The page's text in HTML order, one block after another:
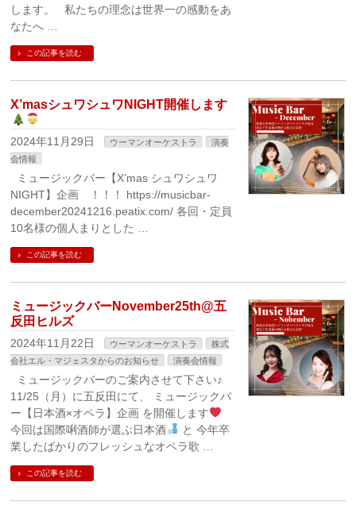
します。 私たちの理念は世界一の感動をあ
なたへ …
この記事を読む
X’masシュワシュワNIGHT開催します
2024年11月29日 ウーマンオーケストラ
演奏
会情報
ミュージックバー【X’mas シュワシュワ
NIGHT】企画 ！！！ https://musicbar-
december20241216.peatix.com/ 各回・定員
10名様の個人まりとした …
この記事を読む
ミュージックバーNovember25th@五
反田ヒルズ
2024年11月22日 ウーマンオーケストラ
株式
会社エル・マジェスタからのお知らせ
演奏会情報
ミュージックバーのご案内させて下さい♪
11/25（月）に五反田にて、 ミュージックバ
ー【日本酒×オペラ】企画 を開催します
今回は国際唎酒師が選ぶ日本酒
と 今年卒
業したばかりのフレッシュなオペラ歌 …
この記事を読む